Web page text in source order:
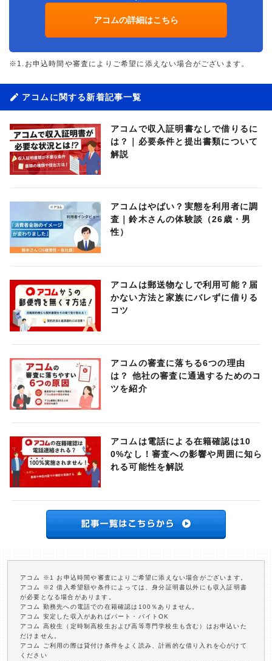
アコムの詳細はこちら
※1.お申込時間や審査によりご希望に添えない場合がございます。
アコムに関する新着記事一覧
アコムで収入証明書なしで借りるに
は？｜必要条件と提出書類について
解説
アコムはやばい？実態を利用者に調
査｜鈴木さんの体験談（26歳・男
性）
アコムは郵送物なしで利用可能？届
かない方法と家族にバレずに借りる
コツ
アコムの審査に落ちる6つの理由
は？ 他社の審査に通過するためのコ
ツを紹介
アコムは電話による在籍確認は10
0%なし！審査への影響や周囲に知ら
れる可能性を解説
アコム ※1 お申込時間や審査によりご希望に添えない場合がございます。
アコム ※2 借入希望額や条件によっては、身分証明書以外にも収入証明書
が必要となる場合があります。
アコム 勤務先への電話での在籍確認は100％ありません。
アコム 安定した収入があればパート・バイトOK
アコム 高校生（定時制高校生および高等専門学校生も含む）はお申込いた
だけません。
アコム ご利用の際は貸付け条件をよく読み、計画的な借り入れを心がけて
ください